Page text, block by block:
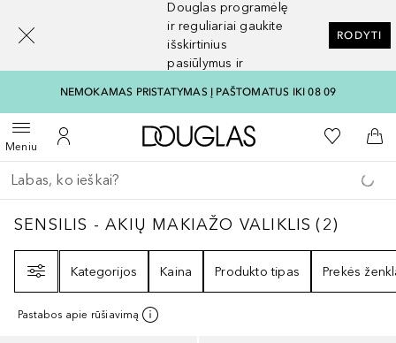
Douglas programėlę
ir reguliariai gaukite
išskirtinius
pasiūlymus ir
RODYTI
NEMOKAMAS PRISTATYMAS Į PAŠTOMATUS IKI 08 09
MeniuAtidaryti meniuĮ mano paskyrą
Į Douglas pagrindinį
Į mano
Į
Grįžk atgal
Vykdykite paiešką
SENSILIS - AKIŲ MAKIAŽO VALIKLIS2
SENSILIS - AKIŲ MAKIAŽO VALIKLIS (2)
Kategorijos
Kaina Produkto tipas Prekės
Pastabos apie rūšiavimą
[navigation.slideout.screenreader]